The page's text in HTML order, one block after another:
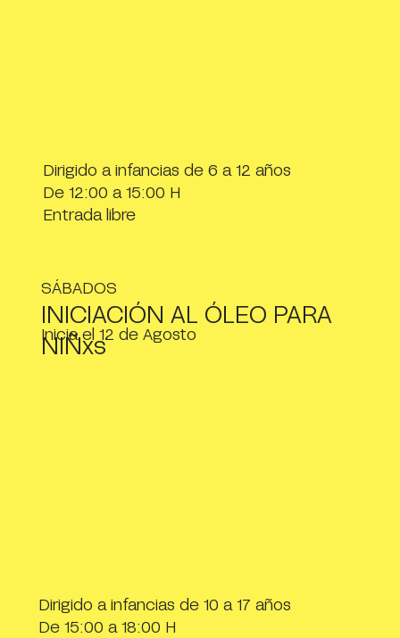
Dirigido a infancias de 6 a 12 años
De 12:00 a 15:00 H
Entrada libre
SÁBADOS
INICIACIÓN AL ÓLEO PARA
NIÑxs
Inicia el 12 de Agosto
Dirigido a infancias de 10 a 17 años
De 15:00 a 18:00 H